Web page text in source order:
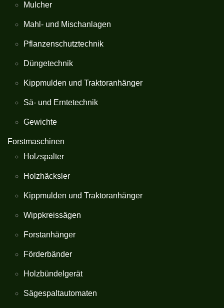
Mulcher
Mahl- und Mischanlagen
Pflanzenschutztechnik
Düngetechnik
Kippmulden und Traktoranhänger
Sä- und Erntetechnik
Gewichte
Forstmaschinen
Holzspalter
Holzhäcksler
Kippmulden und Traktoranhänger
Wippkreissägen
Forstanhänger
Förderbänder
Holzbündelgerät
Sägespaltautomaten